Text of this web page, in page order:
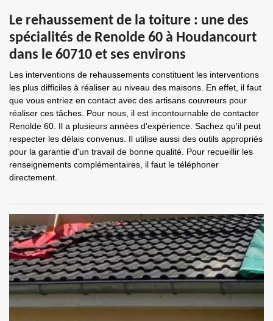
Le rehaussement de la toiture : une des
spécialités de Renolde 60 à Houdancourt
dans le 60710 et ses environs
Les interventions de rehaussements constituent les interventions
les plus difficiles à réaliser au niveau des maisons. En effet, il faut
que vous entriez en contact avec des artisans couvreurs pour
réaliser ces tâches. Pour nous, il est incontournable de contacter
Renolde 60. Il a plusieurs années d'expérience. Sachez qu'il peut
respecter les délais convenus. Il utilise aussi des outils appropriés
pour la garantie d'un travail de bonne qualité. Pour recueillir les
renseignements complémentaires, il faut le téléphoner
directement.